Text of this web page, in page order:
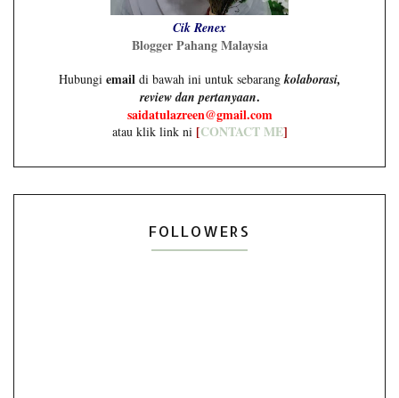
Cik Renex
Blogger Pahang Malaysia
Hubungi email di bawah ini untuk sebarangkolaborasi,
review dan pertanyaan.
saidatulazreen@gmail.com
atau klik link ni [CONTACT ME]
FOLLOWERS